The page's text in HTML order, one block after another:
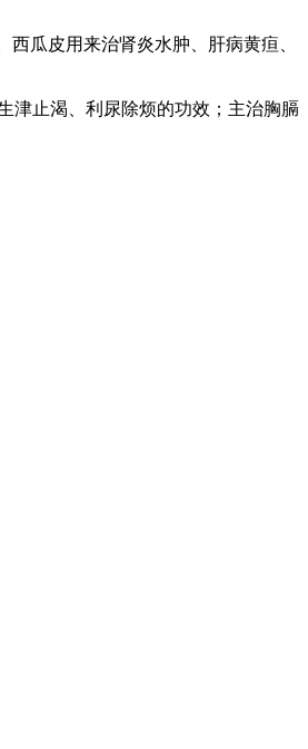
瓜皮用来治肾炎水肿、肝病黄疸、
津止渴、利尿除烦的功效；主治胸膈